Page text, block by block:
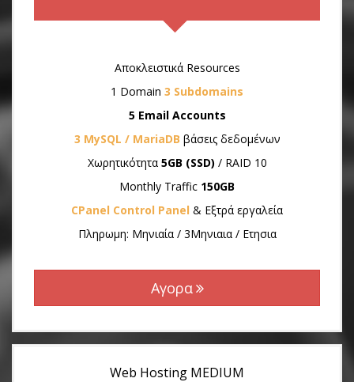
Αποκλειστικά Resources
1 Domain 3 Subdomains
5 Email Accounts
3 MySQL / MariaDB βάσεις δεδομένων
Χωρητικότητα 5GB (SSD) / RAID 10
Monthly Traffic 150GB
CPanel Control Panel & Εξτρά εργαλεία
Πληρωμη: Μηνιαία / 3Μηνιαια / Ετησια
Αγορα
Web Hosting MEDIUM